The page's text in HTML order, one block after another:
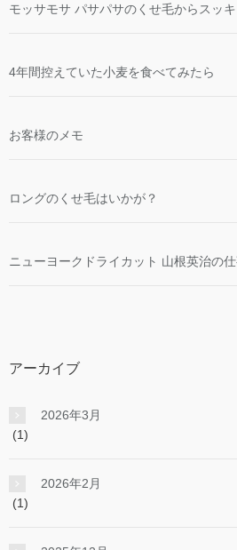
モッサモサ パサパサのくせ毛からスッ
4年間控えていた小麦を食べてみたら
お客様のメモ
ロングのくせ毛はいかが？
ニューヨークドライカット 山根英治の
アーカイブ
2026年3月
(1)
2026年2月
(1)